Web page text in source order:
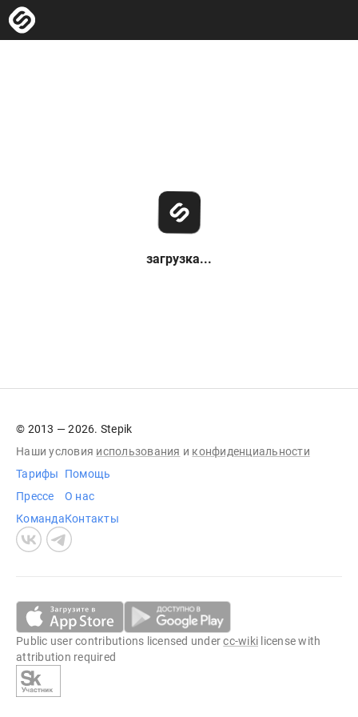
загрузка...
© 2013 — 2026. Stepik
Наши условия использования и конфиденциальности
Тарифы
Прессе
Команда
Помощь
О нас
Контакты
Public user contributions licensed undercc-wiki license with
attribution required